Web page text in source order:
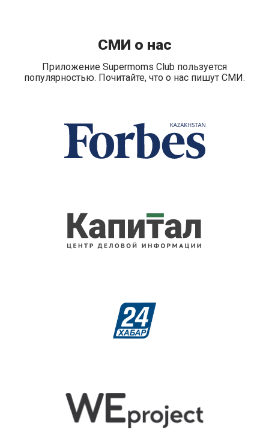
СМИ о нас
Приложение Supermoms Club пользуется
популярностью. Почитайте, что о нас пишут СМИ.